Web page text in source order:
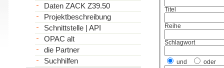
Titel
Reihe
Schlagwort
und oder
Daten ZACK Z39.50
Projektbeschreibung
Schnittstelle | API
OPAC alt
die Partner
Suchhilfen